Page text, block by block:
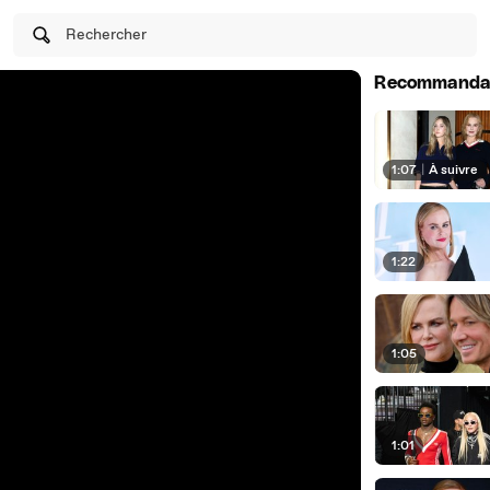
Rechercher
1:07 À suivre
1:22
1:05
1:01